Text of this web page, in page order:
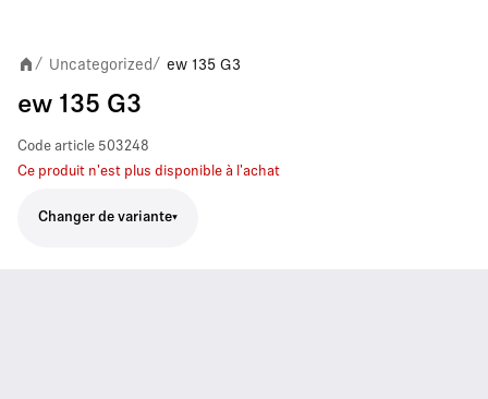
/ Uncategorized/ ew 135 G3
ew 135 G3
Code article 503248
Ce produit n'est plus disponible à l'achat
Changer de variante